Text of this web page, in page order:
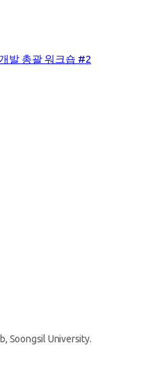
발 총괄 워크숍 #2
Soongsil University.